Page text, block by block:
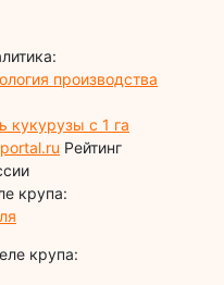
производства
кукурузы с 1 га
Рейтинг
крупа:
крупа: